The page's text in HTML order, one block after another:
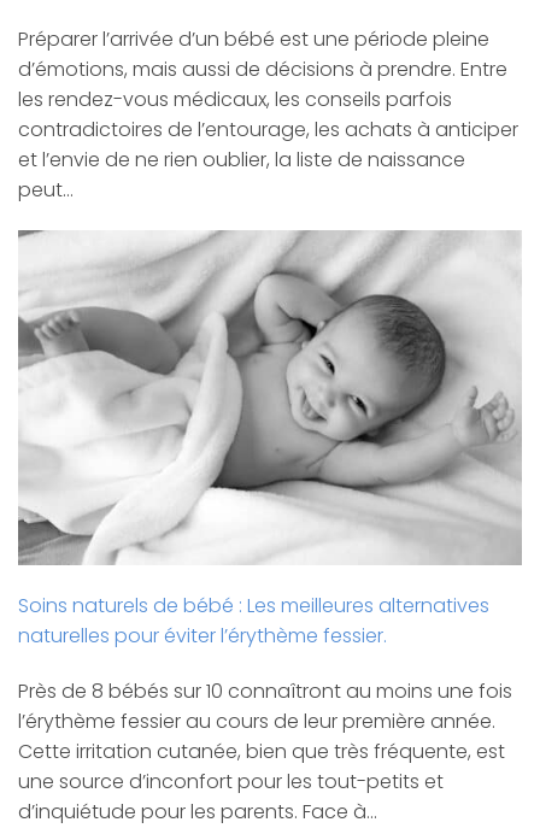
Préparer l’arrivée d’un bébé est une période pleine
d’émotions, mais aussi de décisions à prendre. Entre
les rendez-vous médicaux, les conseils parfois
contradictoires de l’entourage, les achats à anticiper
et l’envie de ne rien oublier, la liste de naissance
peut…
Soins naturels de bébé : Les meilleures alternatives
naturelles pour éviter l’érythème fessier.
Près de 8 bébés sur 10 connaîtront au moins une fois
l’érythème fessier au cours de leur première année.
Cette irritation cutanée, bien que très fréquente, est
une source d’inconfort pour les tout-petits et
d’inquiétude pour les parents. Face à…